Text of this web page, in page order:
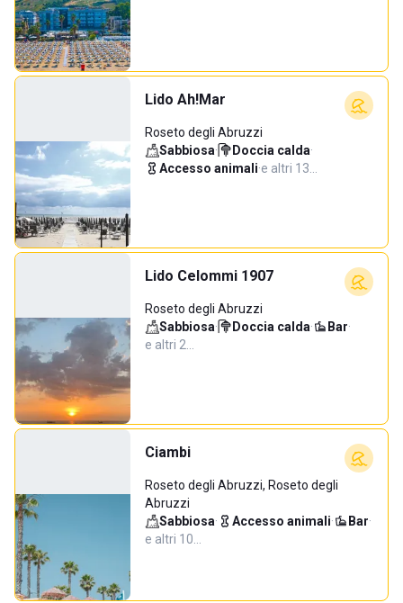
Lido Ah!Mar
Roseto degli Abruzzi
Sabbiosa· Doccia calda·
Accesso animali·e altri 13…
Lido Celommi 1907
Roseto degli Abruzzi
Sabbiosa· Doccia calda· Bar·
e altri 2…
Ciambi
Roseto degli Abruzzi, Roseto degli
Abruzzi
Sabbiosa· Accesso animali· Bar·
e altri 10…